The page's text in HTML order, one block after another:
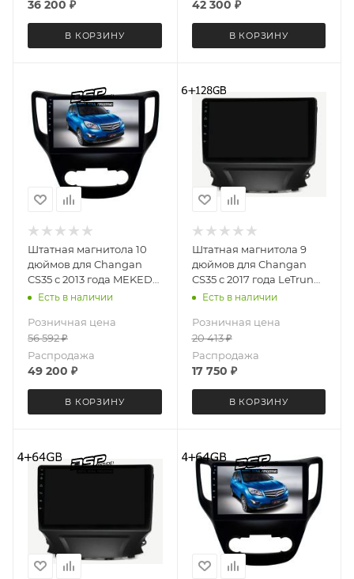
36 200 ₽
В КОРЗИНУ
42 300 ₽
В КОРЗИНУ
Штатная магнитола 10
дюймов для Changan
CS35 с 2013 года MEKEDE
M6 Plus 3D 2789-5706
8+256 Gb
Есть в наличии
Розничная цена
56 592₽
Распродажа
49 200 ₽
В КОРЗИНУ
Штатная магнитола 9
дюймов для Changan
CS35 с 2017 года LeTrun
5927-6494 Android 12
Есть в наличии
Розничная цена
20 413₽
Распродажа
17 750 ₽
В КОРЗИНУ